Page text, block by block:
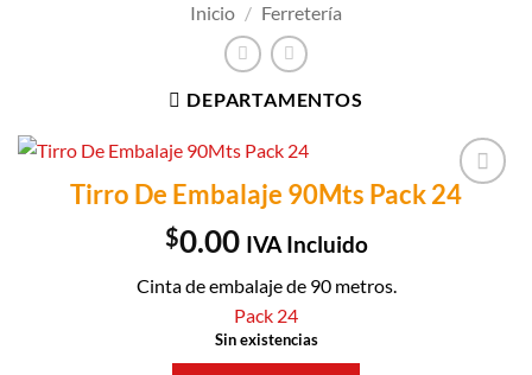
Inicio / Ferretería
DEPARTAMENTOS
Añadir a
Tirro De Embalaje 90Mts Pack 24
$0.00 IVA Incluido
Cinta de embalaje de 90 metros.
Pack 24
Sin existencias